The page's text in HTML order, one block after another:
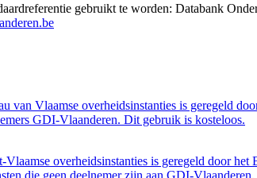
gebruikt te worden: Databank
Vlaamse overheidsinstanties is geregeld
GDI-Vlaanderen. Dit gebruik is kosteloos.
overheidsinstanties is geregeld door
die geen deelnemer zijn aan GDI-